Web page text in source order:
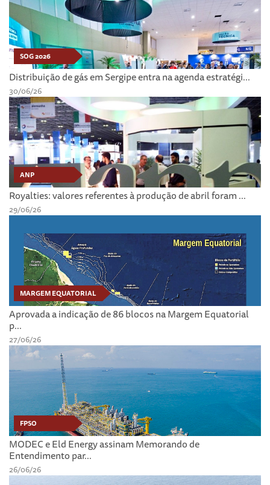
SOG 2026
Distribuição de gás em Sergipe entra na agenda estratégi...
30/06/26
ANP
Royalties: valores referentes à produção de abril foram ...
29/06/26
MARGEM EQUATORIAL
Aprovada a indicação de 86 blocos na Margem Equatorial
p...
27/06/26
FPSO
MODEC e Eld Energy assinam Memorando de
Entendimento par...
26/06/26